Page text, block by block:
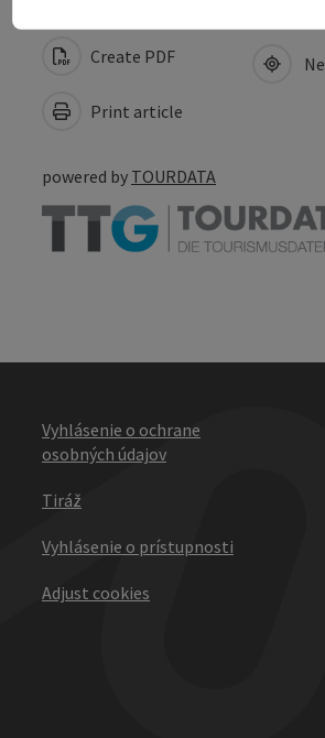
Create PDF
Print article
powered by TOURDATA
Vyhlásenie o ochrane
osobných údajov
Tiráž
Vyhlásenie o prístupnosti
Adjust cookies